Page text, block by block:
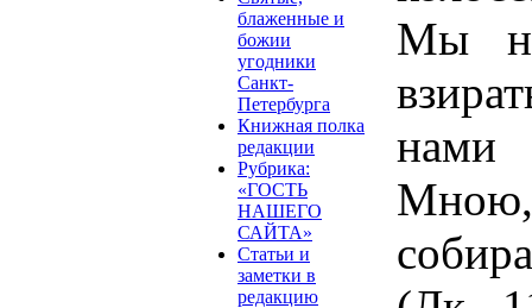
блаженные и
божии
угодники
Санкт-
Петербурга
Книжная полка
редакции
Рубрика:
«ГОСТЬ
НАШЕГО
САЙТА»
Статьи и
заметки в
редакцию
Мы
нами
Мною,